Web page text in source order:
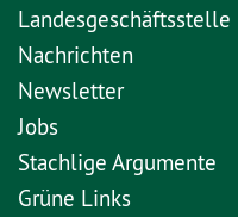
Landesgeschäftsstelle
Nachrichten
Newsletter
Jobs
Stachlige Argumente
Grüne Links